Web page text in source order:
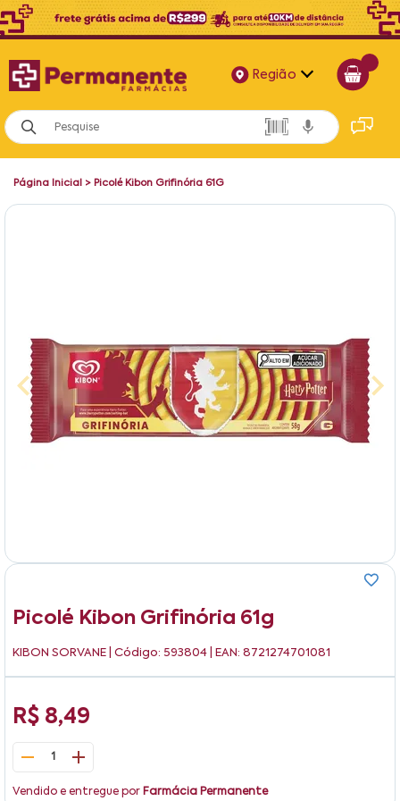
Região
Alagoas
Bahia
Página Inicial > Picolé Kibon Grifinória 61G
Picolé Kibon Grifinória 61g
KIBON SORVANE | Código: 593804 | EAN: 8721274701081
R$ 8,49
1
Vendido e entregue por Farmácia Permanente